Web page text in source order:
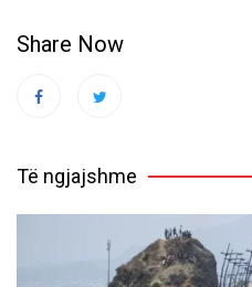
Share Now
Të ngjajshme